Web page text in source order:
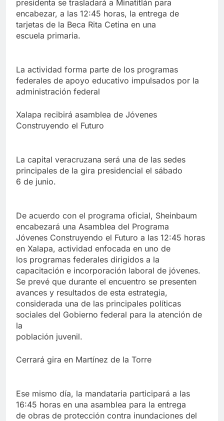
presidenta se trasladará a Minatitlán para
encabezar, a las 12:45 horas, la entrega de
tarjetas de la Beca Rita Cetina en una
escuela primaria.
La actividad forma parte de los programas
federales de apoyo educativo impulsados por la
administración federal
Xalapa recibirá asamblea de Jóvenes
Construyendo el Futuro
La capital veracruzana será una de las sedes
principales de la gira presidencial el sábado
6 de junio.
De acuerdo con el programa oficial, Sheinbaum
encabezará una Asamblea del Programa
Jóvenes Construyendo el Futuro a las 12:45 horas
en Xalapa, actividad enfocada en uno de
los programas federales dirigidos a la
capacitación e incorporación laboral de jóvenes.
Se prevé que durante el encuentro se presenten
avances y resultados de esta estrategia,
considerada una de las principales políticas
sociales del Gobierno federal para la atención de
la
población juvenil.
Cerrará gira en Martínez de la Torre
Ese mismo día, la mandataria participará a las
16:45 horas en una asamblea para la entrega
de obras de protección contra inundaciones del